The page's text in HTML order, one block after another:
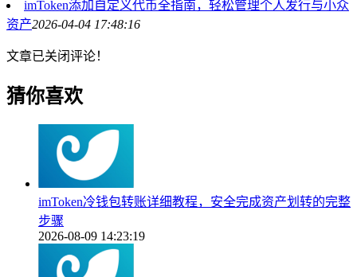
imToken添加自定义代币全指南，轻松管理个人发行与小众
资产2026-04-04 17:48:16
文章已关闭评论！
猜你喜欢
imToken冷钱包转账详细教程，安全完成资产划转的完整
步骤
2026-08-09 14:23:19